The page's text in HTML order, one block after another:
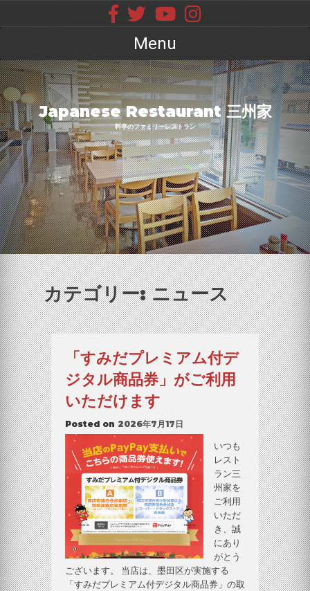
content
Menu
Japanese Restaurant 三州家
料亭のファミリーレストラン
カテゴリー:ニュース
「すみだプレミアム付デ
ジタル商品券」がご利用
いただけます
Posted on 2026年7月17日
いつも
レスト
ラン三
州家を
ご利用
いただ
き、誠
にあり
がとう
ございます。 当店は、墨田区が実施する
「すみだプレミアム付デジタル商品券」の取